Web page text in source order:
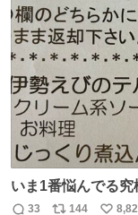
数
いま1番悩んでる究
33 144